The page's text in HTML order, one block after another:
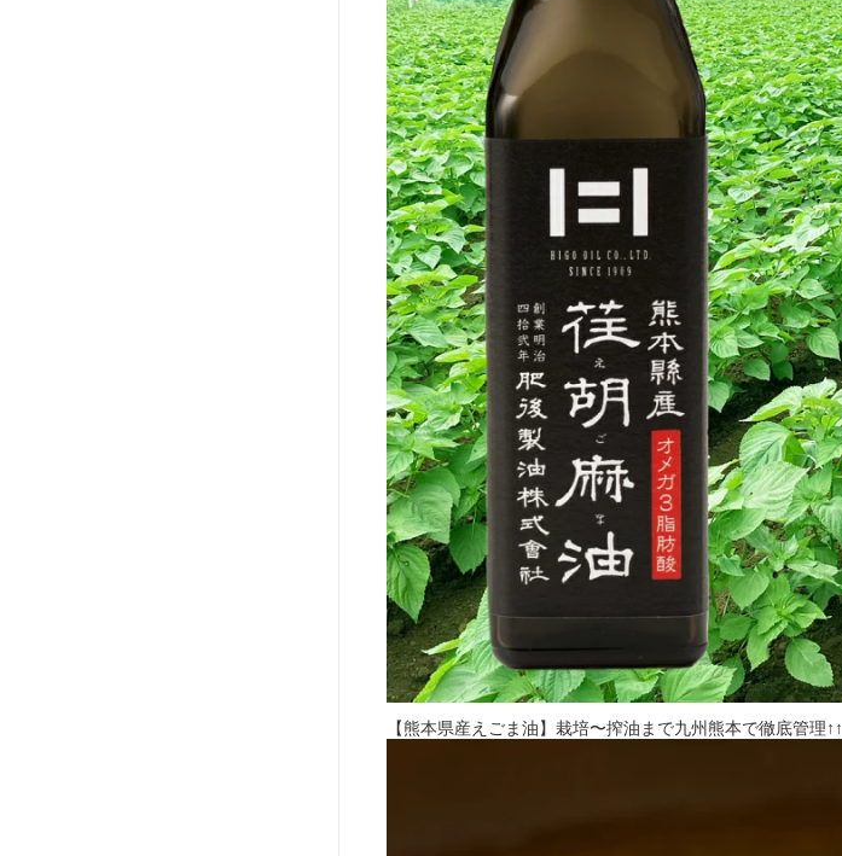
【熊本県産えごま油】栽培〜搾油まで九州熊本で徹底管理↑↑